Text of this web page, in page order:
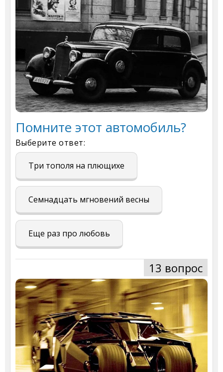
Помните этот автомобиль?
Выберите ответ:
Три тополя на плющихе
Семнадцать мгновений весны
Еще раз про любовь
13 вопрос